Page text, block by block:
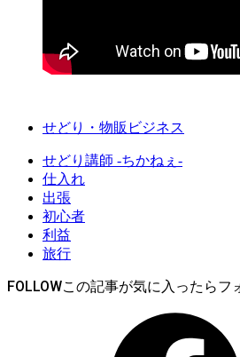
せどり・物販ビジネス
せどり講師 -ちかねぇ-
仕入れ
出張
初心者
利益
旅行
FOLLOW